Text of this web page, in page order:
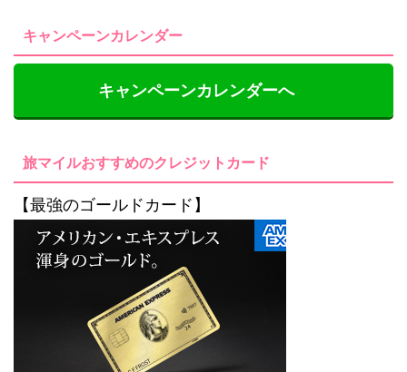
キャンペーンカレンダー
キャンペーンカレンダーへ
旅マイルおすすめのクレジットカード
【最強のゴールドカード】